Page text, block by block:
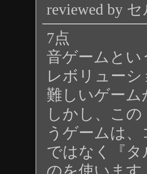
reviewed by
7点
音ゲームと
レボリュー
難しいゲー
しかし、こ
うゲームは
ではなく『